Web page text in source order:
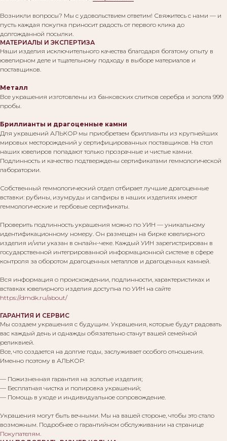
Возникли вопросы? Мы с удовольствием ответим! Свяжитесь с нами — и
пусть каждая покупка приносит радость от первого клика до
долгожданной посылки.
МАТЕРИАЛЫ И ЭКСПЕРТИЗА
Наши изделия исключительного качества благодаря богатому опыту в
ювелирном деле и тщательному подходу в выборе материалов и
поставщиков.
Металл
Все украшения изготовлены из банковских слитков серебра и золота 999
пробы.
Бриллианты и драгоценные камни
Для украшений АЛЬКОР мы приобретаем бриллианты из крупнейших
мировых месторождений у сертифицированных поставщиков. На стол
наших ювелиров попадают только прозрачные и чистые камни.
Подлинность и качество подтверждены сертификатами геммологической
лаборатории.
Собственный геммологический отдел отбирает лучшие драгоценные
вставки: рубины, изумруды и сапфиры в наших изделиях имеют
геммологические и гербовые сертификаты.
Проверить подлинность украшения можно по УИН — уникальному
идентификационному номеру. Он размещен на бирке ювелирного
изделия и/или указан в онлайн-чеке. Каждый УИН зарегистрирован в
государственной интегрированной информационной системе в сфере
контроля за оборотом драгоценных металлов и драгоценных камней.
Вся информация о происхождении, подлинности, характеристиках и
вставках ювелирного изделия доступна по УИН на сайте
https://dmdk.ru/about/
ГАРАНТИЯ И СЕРВИС
Мы создаем украшения с будущим. Украшения, которые будут радовать
вас каждый день и однажды обязательно станут вашей семейной
реликвией.
Все, что создается на долгие годы, заслуживает особого отношения.
Именно поэтому в АЛЬКОР:
— Пожизненная гарантия на золотые изделия;
— Бесплатная чистка и полировка украшений;
— Помощь в уходе и индивидуальное сопровождение.
Украшения могут быть вечными. Мы на вашей стороне, чтобы это стало
возможным. Подробнее о гарантийном обслуживании на странице
Покупателям.
Вам могут понравиться: